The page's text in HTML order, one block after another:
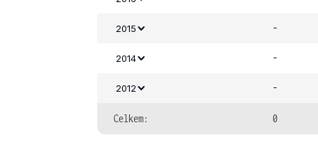
2015 -
2014 -
2012 -
Celkem: 0